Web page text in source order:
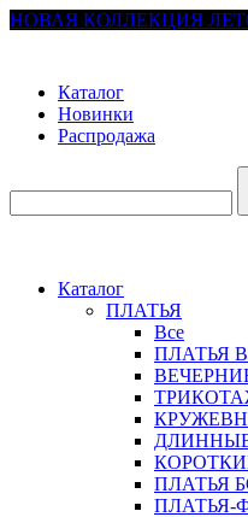
НОВАЯ КОЛЛЕКЦИЯ
Каталог
Новинки
Распродажа
Каталог
ПЛАТЬЯ
Все
ПЛАТЬЯ
ПЛАТЬЯ
ПЛАТЬЯ-